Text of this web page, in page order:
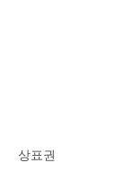
상표권